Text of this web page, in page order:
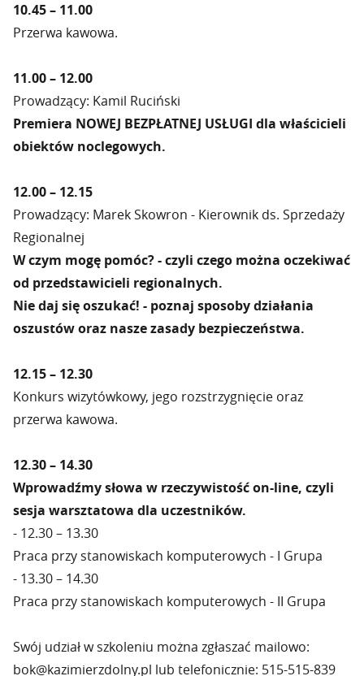
10.45 – 11.00
Przerwa kawowa.
11.00 – 12.00
Prowadzący: Kamil Ruciński
Premiera NOWEJ BEZPŁATNEJ USŁUGI dla właścicieli
obiektów noclegowych.
12.00 – 12.15
Prowadzący: Marek Skowron - Kierownik ds. Sprzedaży
Regionalnej
W czym mogę pomóc? - czyli czego można oczekiwać
od przedstawicieli regionalnych.
Nie daj się oszukać! - poznaj sposoby działania
oszustów oraz nasze zasady bezpieczeństwa.
12.15 – 12.30
Konkurs wizytówkowy, jego rozstrzygnięcie oraz
przerwa kawowa.
12.30 – 14.30
Wprowadźmy słowa w rzeczywistość on-line, czyli
sesja warsztatowa dla uczestników.
- 12.30 – 13.30
Praca przy stanowiskach komputerowych - I Grupa
- 13.30 – 14.30
Praca przy stanowiskach komputerowych - II Grupa
Swój udział w szkoleniu można zgłaszać mailowo:
bok@kazimierzdolny.pl lub telefonicznie: 515-515-839